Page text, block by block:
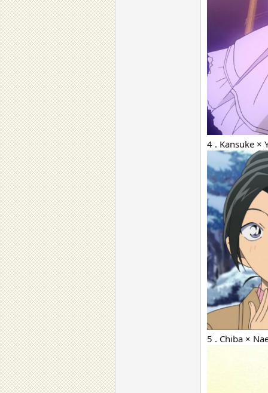
4 . Kansuke ×
5 . Chiba ×